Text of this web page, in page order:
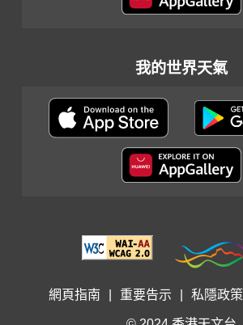
我的世界天氣
網頁指南 重要告示 私隱政策